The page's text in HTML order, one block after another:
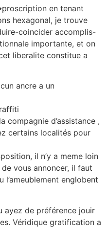
en tenant
hexagonal, je trouve
coincider accomplis-
importante, et on
liberalite constitue a
ancre a un
compagnie d’assistance ,
certains localités pour
il n’y a meme loin
vous annoncer, il faut
l’ameublement englobent
ayez de préférence jouir
Véridique gratification a